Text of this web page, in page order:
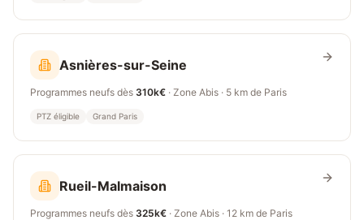
Asnières-sur-Seine
Programmes neufs dès 310k€ · Zone Abis · 5 km de Paris
PTZ éligible Grand Paris
Rueil-Malmaison
Programmes neufs dès 325k€ · Zone Abis · 12 km de Paris